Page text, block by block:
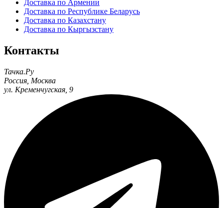
Доставка по Армении
Доставка по Республике Беларусь
Доставка по Казахстану
Доставка по Кыргызстану
Контакты
Тачка.Ру
Россия Москва
ул. Кременчугская, 9